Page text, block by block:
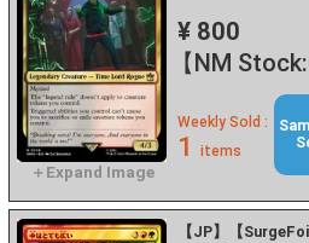
¥ 800
【NM
Weekly Sold :
1 items
【JP】【